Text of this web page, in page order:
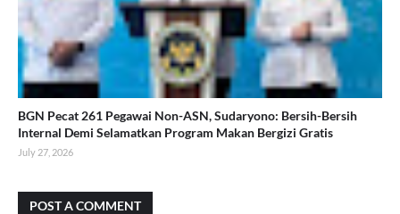
BGN Pecat 261 Pegawai Non-ASN, Sudaryono: Bersih-Bersih
Internal Demi Selamatkan Program Makan Bergizi Gratis
July 27, 2026
POST A COMMENT